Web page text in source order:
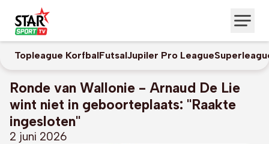
Topleague KorfbalFutsalJupiler Pro League
Ronde van Wallonie - Arnaud De Lie
wint niet in geboorteplaats: "Raakte
ingesloten"
2 juni 2026